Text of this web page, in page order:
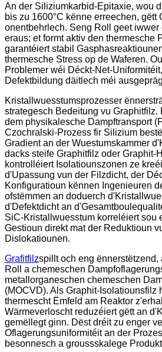
An der Siliziumkarbid-Epitaxie, wou
bis zu 1600°C kënne erreechen, gëtt
onentbehrlech. Seng Roll geet iwwer
eraus; et formt aktiv den thermesche
garantéiert stabil
thermesche Stress op de Waferen.
Problemer wéi Déckt-Net-
Defektbildung däitlech méi
Kristallwuesstumsprozesser
strategesch Bedeitung vu Graphitfilz.
dem physikalesche Dampftransport
Czochralski-Prozess fir Silizium
Gradient an der Wuestumskammer
dacks steife Graphitfilz oder Graphit-
kontrolléiert Isolatiounszonen ze
d'Upassung vun der Filzdicht, der
Konfiguratioun kënnen Ingenieuren
ofstëmmen an doduerch
d'Defektdicht an
SiC-Kristallwuesstum korreléiert sou
Gestioun direkt mat der Reduktioun
Dislokatiounen.
Grafitfilzspillt och eng ënnerstëtzend,
Roll a chemeschen
metallorganeschen chemeschen
(MOCVD). Als Graphit-Isolatiounsfilz
thermescht Ëmfeld am Reaktor
Wärmeverloscht reduzéiert gëtt an
gemëllegt ginn. Dëst dréit zu enger
Oflagerungsuniformitéit an der
besonnesch a groussskalege